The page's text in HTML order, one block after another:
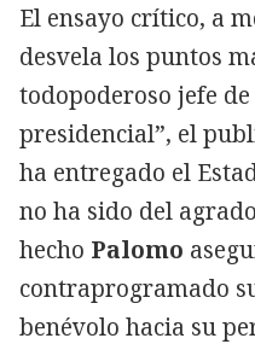
El ensayo crítico, a
desvela los puntos
todopoderoso jefe
presidencial”, el
ha entregado el
no ha sido del
hecho Palomo
contraprogramado
benévolo hacia su